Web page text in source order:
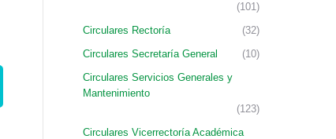
(101)
Circulares Rectoría
(32)
Circulares Secretaría General
(10)
Circulares Servicios Generales y
Mantenimiento
(123)
Circulares Vicerrectoría Académica